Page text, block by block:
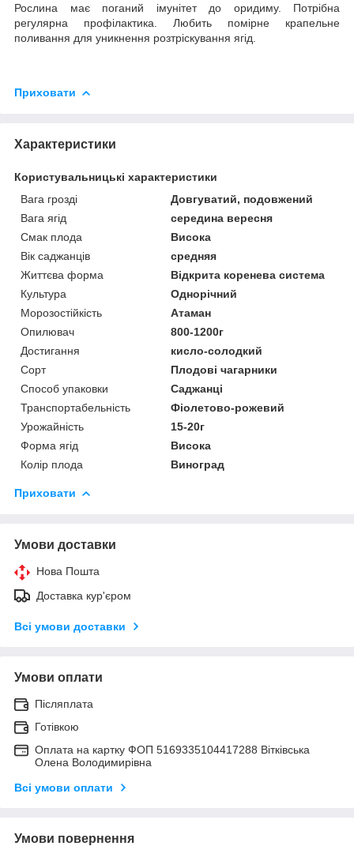
Рослина має поганий імунітет до оридиму. Потрібна
регулярна профілактика. Любить помірне крапельне
поливання для уникнення розтріскування ягід.
Приховати
Характеристики
Користувальницькі характеристики
Вага грозді
Довгуватий, подовжений
Вага ягід
середина вересня
Смак плода
Висока
Вік саджанців
средняя
Життєва форма
Відкрита коренева система
Культура
Однорічний
Морозостійкість
Атаман
Опилювач
800-1200г
Достигання
кисло-солодкий
Сорт
Плодові чагарники
Способ упаковки
Саджанці
Транспортабельність
Фіолетово-рожевий
Урожайність
15-20г
Форма ягід
Висока
Колір плода
Виноград
Приховати
Умови доставки
Нова Пошта
Доставка кур'єром
Всі умови доставки
Умови оплати
Післяплата
Готівкою
Оплата на картку ФОП 5169335104417288 Вітківська
Олена Володимирівна
Всі умови оплати
Умови повернення